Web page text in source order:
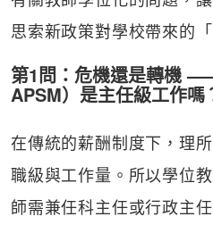
思索新政策對學校帶來的
第1問：危機還是轉機
APSM）是主任級工作嗎
在傳統的薪酬制度下，理
職級與工作量。所以學位
師需兼任科主任或行政主